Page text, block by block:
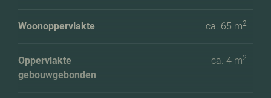
Woonoppervlakte ca. 65 m2
Oppervlakte
gebouwgebonden
ca. 4 m2